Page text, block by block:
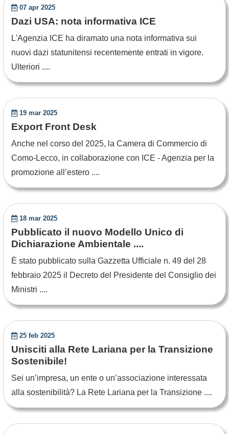
07 apr 2025
Dazi USA: nota informativa ICE
L'Agenzia ICE ha diramato una nota informativa sui
nuovi dazi statunitensi recentemente entrati in vigore.
Ulteriori ....
19 mar 2025
Export Front Desk
Anche nel corso del 2025, la Camera di Commercio di
Como-Lecco, in collaborazione con ICE - Agenzia per la
promozione all’estero ....
18 mar 2025
Pubblicato il nuovo Modello Unico di
Dichiarazione Ambientale ....
È stato pubblicato sulla Gazzetta Ufficiale n. 49 del 28
febbraio 2025 il Decreto del Presidente del Consiglio dei
Ministri ....
25 feb 2025
Unisciti alla Rete Lariana per la Transizione
Sostenibile!
Sei un’impresa, un ente o un’associazione interessata
alla sostenibilità? La Rete Lariana per la Transizione ....